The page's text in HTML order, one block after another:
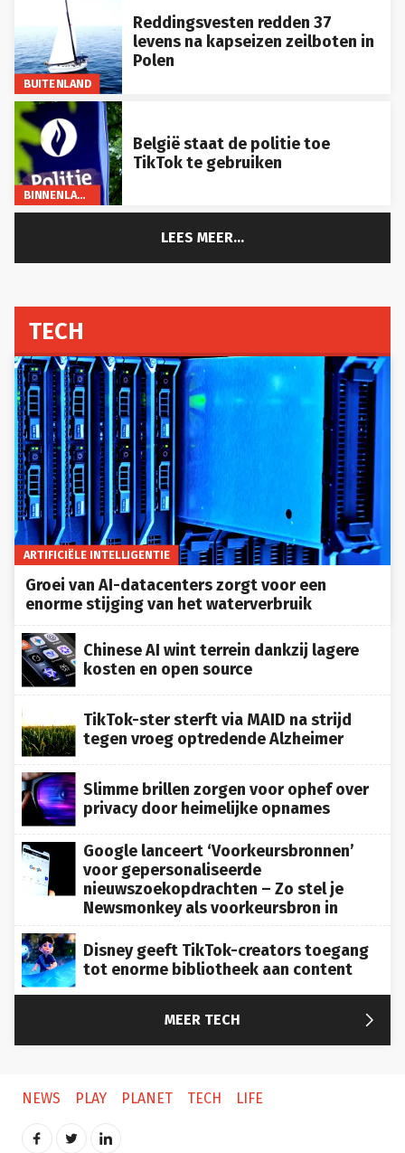
BUITENLAND
Reddingsvesten redden 37
levens na kapseizen zeilboten in
Polen
BINNENLAND
België staat de politie toe
TikTok te gebruiken
LEES MEER...
TECH
ARTIFICIËLE INTELLIGENTIE
Groei van AI-datacenters zorgt voor een
enorme stijging van het waterverbruik
Chinese AI wint terrein dankzij lagere
kosten en open source
TikTok-ster sterft via MAID na strijd
tegen vroeg optredende Alzheimer
Slimme brillen zorgen voor ophef over
privacy door heimelijke opnames
Google lanceert ‘Voorkeursbronnen’
voor gepersonaliseerde
nieuwszoekopdrachten – Zo stel je
Newsmonkey als voorkeursbron in
Disney geeft TikTok-creators toegang
tot enorme bibliotheek aan content
MEER TECH 
NEWS PLAY PLANET TECH LIFE